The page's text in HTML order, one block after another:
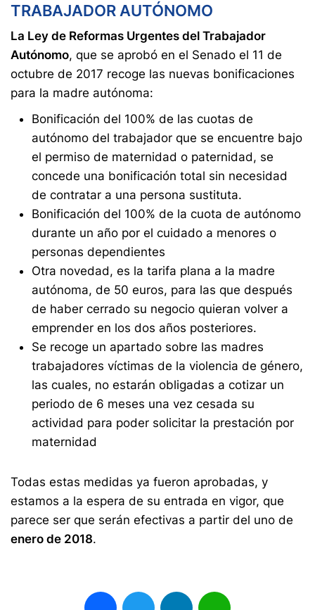
TRABAJADOR AUTÓNOMO
La Ley de Reformas Urgentes del Trabajador
Autónomo, que se aprobó en el Senado el 11 de
octubre de 2017 recoge las nuevas bonificaciones
para la madre autónoma:
Bonificación del 100% de las cuotas de
autónomo del trabajador que se encuentre bajo
el permiso de maternidad o paternidad, se
concede una bonificación total sin necesidad
de contratar a una persona sustituta.
Bonificación del 100% de la cuota de autónomo
durante un año por el cuidado a menores o
personas dependientes
Otra novedad, es la tarifa plana a la madre
autónoma, de 50 euros, para las que después
de haber cerrado su negocio quieran volver a
emprender en los dos años posteriores.
Se recoge un apartado sobre las madres
trabajadores víctimas de la violencia de género,
las cuales, no estarán obligadas a cotizar un
periodo de 6 meses una vez cesada su
actividad para poder solicitar la prestación por
maternidad
Todas estas medidas ya fueron aprobadas, y
estamos a la espera de su entrada en vigor, que
parece ser que serán efectivas a partir del uno de
enero de 2018.